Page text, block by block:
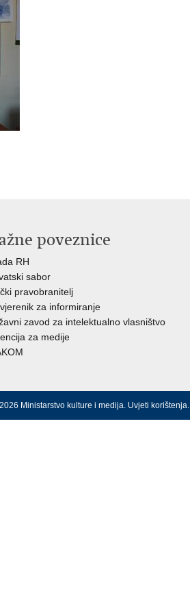
poveznice
RH
sabor
pravobranitelj
za informiranje
zavod za intelektualno vlasništvo
za medije
Ministarstvo kulture i medija. Uvjeti korištenja.